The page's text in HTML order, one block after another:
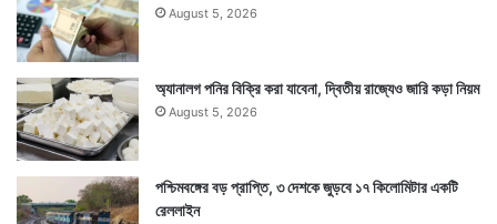
August 5, 2026
অ্যানালগ পনির বিক্রি করা যাবেনা, দ্বিতীয় রাজ্যেও জারি কড়া নিয়ম
August 5, 2026
পশ্চিমবঙ্গের বড় প্রাপ্তি, ৩ দেশকে জুড়বে ১৭ কিলোমিটার একটি
রেললাইন